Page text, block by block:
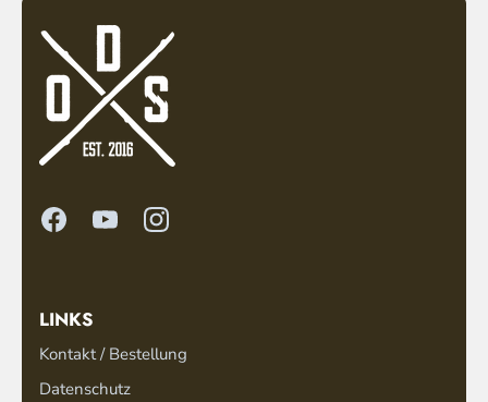
LINKS
Kontakt / Bestellung
Datenschutz